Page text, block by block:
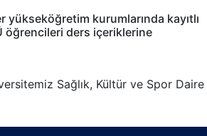
kurumlarında kayıtlı
öğrencileri ders içeriklerine
Sağlık, Kültür ve Spor Daire